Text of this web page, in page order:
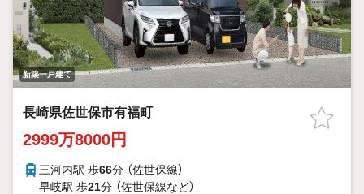
新築一戸建て
長崎県佐世保市有福町
2999万8000円
三河内駅 歩66分 （佐世保線）
早岐駅 歩21分 （佐世保線など）